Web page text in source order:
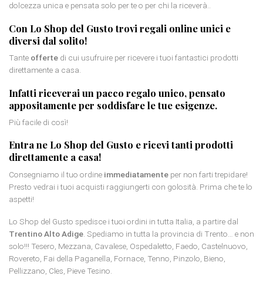
dolcezza unica e pensata solo per te o per chi la riceverà..
Con Lo Shop del Gusto trovi regali onlineunici e
diversi dal solito!
Tante offerte di cui usufruire per ricevere i tuoi fantastici prodotti
direttamente a casa.
Infatti riceverai un pacco regalo unico, pensato
appositamente per soddisfare le tue esigenze.
Più facile di così!
Entra ne Lo Shop del Gusto e ricevi tanti prodotti
direttamente a casa!
Consegniamo il tuo ordine immediatamente per non farti trepidare!
Presto vedrai i tuoi acquisti raggiungerti con golosità. Prima che te lo
aspetti!
Lo Shop del Gusto spedisce i tuoi ordini in tutta Italia, a partire dal
Trentino Alto Adige . Spediamo in tutta la provincia di Trento… e non
solo!!! Tesero, Mezzana, Cavalese, Ospedaletto, Faedo, Castelnuovo,
Rovereto, Fai della Paganella, Fornace, Tenno, Pinzolo, Bieno,
Pellizzano, Cles, Pieve Tesino.